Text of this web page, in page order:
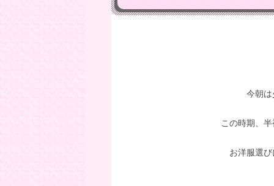
今朝
この時期、
お洋服選